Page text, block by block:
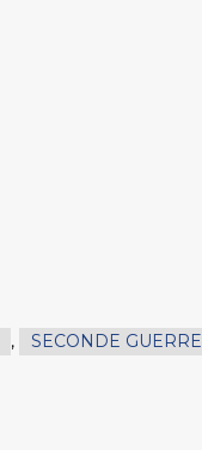
, SECONDE